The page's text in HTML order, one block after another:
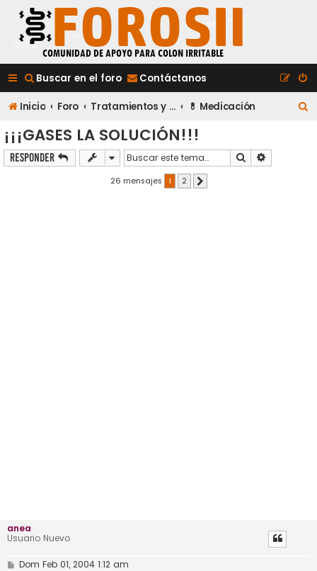
Buscar en el foro Contáctanos
Inicio Foro Tratamientos y Medicación 💊 Medicación
¡¡¡GASES LA SOLUCIÓN!!!
Responder Buscar
26 mensajes 1 2
anea
Usuario Nuevo
M
Dom Feb 01, 2004 1:12 am